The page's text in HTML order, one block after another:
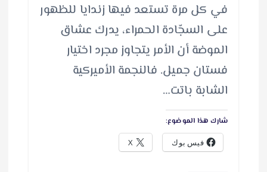
في كل مرة تستعد فيها زندايا للظهور
على السجّادة الحمراء، يدرك عشاق
الموضة أن الأمر يتجاوز مجرد اختيار
فستان جميل. فالنجمة الأميركية
الشابة باتت…
شارك هذا الموضوع:
فيس بوك X